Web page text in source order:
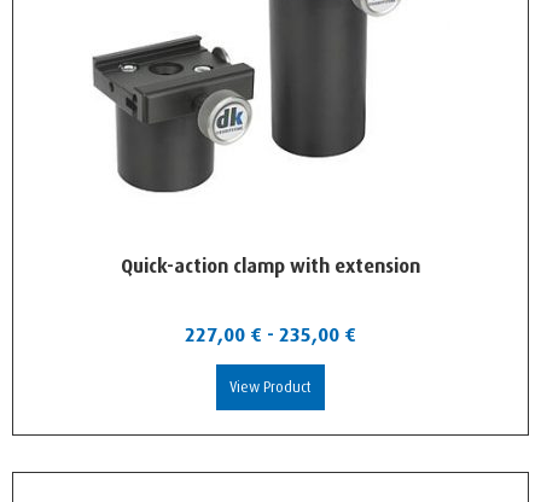
Quick-action clamp with extension
227,00 € - 235,00 €
View Product